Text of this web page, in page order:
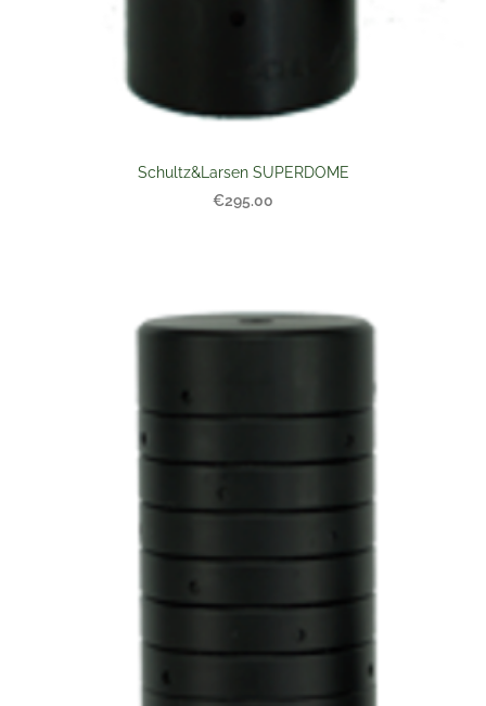
Schultz&Larsen SUPERDOME
€295.00